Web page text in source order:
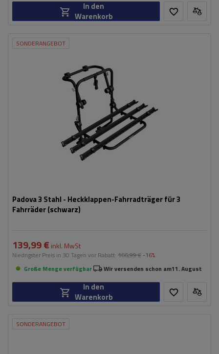
In den
Warenkorb
SONDERANGEBOT
Padova 3 Stahl - Heckklappen-Fahrradträger für 3
Fahrräder (schwarz)
universelles Montagesystem
kompatibel mit allen Karosseriearten
139,99 € inkl. MwSt
Niedrigster Preis in 30 Tagen vor Rabatt: 166,99 € -16%
Große Menge verfügbar
Wir versenden schon am11. August
In den
Warenkorb
SONDERANGEBOT